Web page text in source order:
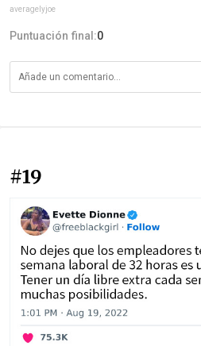
averageIyjoe
Puntuación final:0
#19